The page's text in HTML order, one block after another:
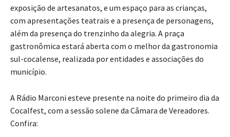
exposição de artesanatos, e um espaço para as crianças,
com apresentações teatrais e a presença de personagens,
além da presença do trenzinho da alegria. A praça
gastronômica estará aberta com o melhor da gastronomia
sul-cocalense, realizada por entidades e associações do
município.
A Rádio Marconi esteve presente na noite do primeiro dia da
Cocalfest, com a sessão solene da Câmara de Vereadores.
Confira: